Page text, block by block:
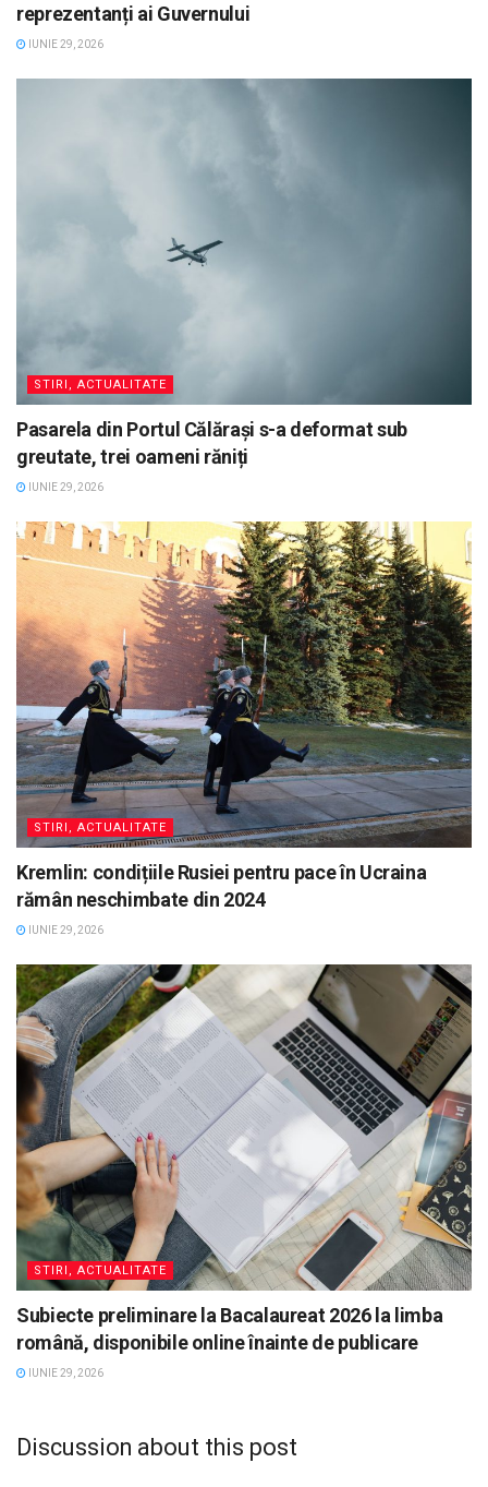
reprezentanți ai Guvernului
IUNIE 29, 2026
STIRI, ACTUALITATE
Pasarela din Portul Călărași s-a deformat sub
greutate, trei oameni răniți
IUNIE 29, 2026
STIRI, ACTUALITATE
Kremlin: condițiile Rusiei pentru pace în Ucraina
rămân neschimbate din 2024
IUNIE 29, 2026
STIRI, ACTUALITATE
Subiecte preliminare la Bacalaureat 2026 la limba
română, disponibile online înainte de publicare
IUNIE 29, 2026
Discussion about this post